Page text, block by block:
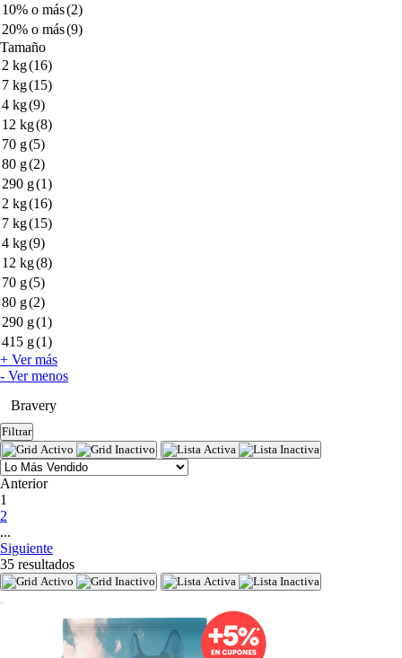
10% o más(2)
20% o más(9)
Tamaño
2 kg(16)
7 kg(15)
4 kg(9)
12 kg(8)
70 g(5)
80 g(2)
290 g(1)
2 kg(16)
7 kg(15)
4 kg(9)
12 kg(8)
70 g(5)
80 g(2)
290 g(1)
415 g(1)
+ Ver más
- Ver menos
Bravery
Filtrar
Anterior
1
2
...
Siguiente
35 resultados